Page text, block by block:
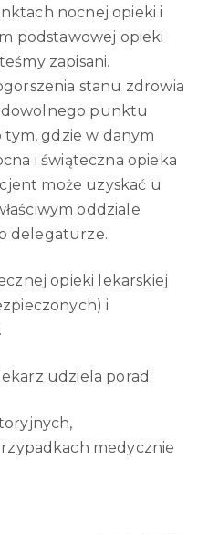
nocnej opieki i
podstawowej opieki
zapisani.
stanu zdrowia
dowolnego punktu
tym, gdzie w danym
i świąteczna opieka
może uzyskać u
oddziale
delegaturze.
opieki lekarskiej
i
udziela porad:
medycznie